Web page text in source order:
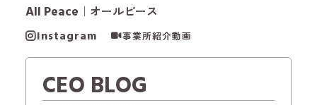
All Peace ｜オールピース
Instagram 事業所紹介動画
CEO BLOG